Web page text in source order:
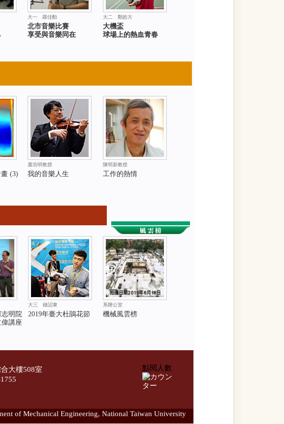
大一 羅佳勳
北市音樂比賽
享受與音樂同在
大二 鄭皓方
大機盃
球場上的熱血青春
(3)
蕭浩明教授
我的音樂人生
陳明新教授
工作的熱情
明院
講座
大三 鍾詔東
2019年臺大杜鵑花節
系辦公室
機械風雲榜
大樓508室
點閱人數
of Mechanical Engineering, National Taiwan University